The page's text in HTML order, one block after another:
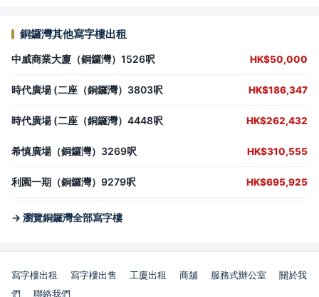
銅鑼灣其他寫字樓出租
中威商業大廈（銅鑼灣）1526呎 HK$50,000
時代廣場 (二座（銅鑼灣）3803呎 HK$186,347
時代廣場 (二座（銅鑼灣）4448呎 HK$262,432
希慎廣場（銅鑼灣）3269呎 HK$310,555
利園一期（銅鑼灣）9279呎 HK$695,925
→ 瀏覽銅鑼灣全部寫字樓
寫字樓出租 寫字樓出售 工廈出租 商舖 服務式辦公室
關於我
們
聯絡我們